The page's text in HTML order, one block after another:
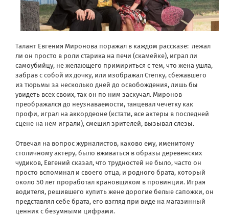
Талант Евгения Миронова поражал в каждом рассказе: лежал
ли он просто в роли старика на печи (скамейке), играл ли
самоубийцу, не желающего примириться с тем, что жена ушла,
забрав с собой их дочку, или изображал Степку, сбежавшего
из тюрьмы за несколько дней до освобождения, лишь бы
увидеть всех своих, так он по ним заскучал. Миронов
преображался до неузнаваемости, танцевал чечетку как
профи, играл на аккордеоне (кстати, все актеры в последней
сцене на нем играли), смешил зрителей, вызывал слезы.
Отвечая на вопрос журналистов, каково ему, именитому
столичному актеру, было вживаться в образы деревенских
чудиков, Евгений сказал, что трудностей не было, часто он
просто вспоминал и своего отца, и родного брата, который
около 50 лет проработал крановщиком в провинции. Играя
водителя, решившего купить жене дорогие белые сапожки, он
представлял себе брата, его взгляд при виде на магазинный
ценник с безумными цифрами.